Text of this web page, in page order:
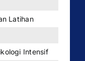
Latihan
Intensif